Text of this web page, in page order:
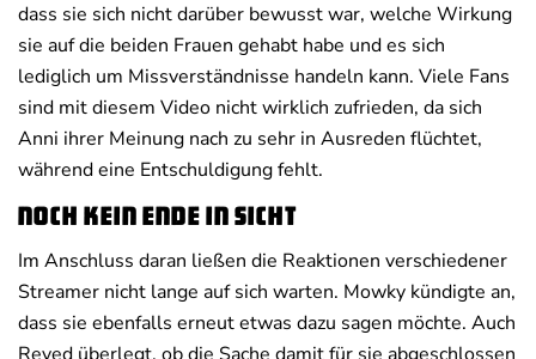
dass sie sich nicht darüber bewusst war, welche Wirkung
sie auf die beiden Frauen gehabt habe und es sich
lediglich um Missverständnisse handeln kann. Viele Fans
sind mit diesem Video nicht wirklich zufrieden, da sich
Anni ihrer Meinung nach zu sehr in Ausreden flüchtet,
während eine Entschuldigung fehlt.
Noch kein Ende in Sicht
Im Anschluss daran ließen die Reaktionen verschiedener
Streamer nicht lange auf sich warten. Mowky kündigte an,
dass sie ebenfalls erneut etwas dazu sagen möchte. Auch